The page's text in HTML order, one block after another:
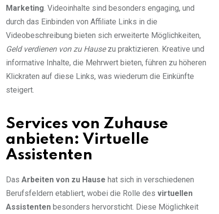
Marketing . Videoinhalte sind besonders engaging, und
durch das Einbinden von Affiliate Links in die
Videobeschreibung bieten sich erweiterte Möglichkeiten,
Geld verdienen von zu Hausezu praktizieren. Kreative und
informative Inhalte, die Mehrwert bieten, führen zu höheren
Klickraten auf diese Links, was wiederum die Einkünfte
steigert.
Services von Zuhause
anbieten: Virtuelle
Assistenten
Das Arbeiten von zu Hause hat sich in verschiedenen
Berufsfeldern etabliert, wobei die Rolle des virtuellen
Assistenten besonders hervorsticht. Diese Möglichkeit